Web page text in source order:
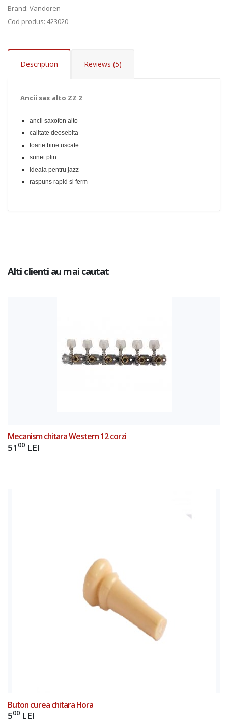
Brand: Vandoren
Cod produs: 423020
Description Reviews (5)
Ancii sax alto ZZ 2
ancii saxofon alto
calitate deosebita
foarte bine uscate
sunet plin
ideala pentru jazz
raspuns rapid si ferm
Alti clienti au mai cautat
Mecanism chitara Western 12 corzi
51 00 LEI
Buton curea chitara Hora
500 LEI